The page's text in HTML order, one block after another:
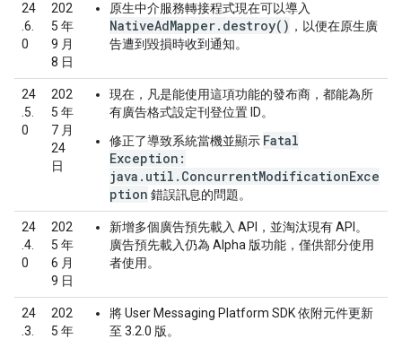
24
.6.
0
202
5 年
9 月
8 日
原生中介服務轉接程式現在可以導入
NativeAdMapper.destroy() ，以便在原生廣
告遭到毀損時收到通知。
24
.5.
0
202
5 年
7 月
24
日
現在，凡是能使用這項功能的發布商，都能為所
有廣告格式設定刊登位置 ID。
修正了導致系統當機並顯示 Fatal
Exception:
java.util.ConcurrentModificationExce
ption 錯誤訊息的問題。
24
.4.
0
202
5 年
6 月
9 日
新增多個廣告預先載入 API，並淘汰現有 API。
廣告預先載入仍為 Alpha 版功能，僅供部分使用
者使用。
24
.3.
202
5 年
將 User Messaging Platform SDK 依附元件更新
至 3.2.0 版。